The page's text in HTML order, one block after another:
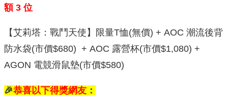
額 3 位
【艾莉塔：戰鬥天使】限量T恤(無價) + AOC 潮流後背
防水袋(市價$680) + AOC 露營杯(市價$1,080) +
AGON 電競滑鼠墊(市價$580)
🎉恭喜以下得獎網友 ：